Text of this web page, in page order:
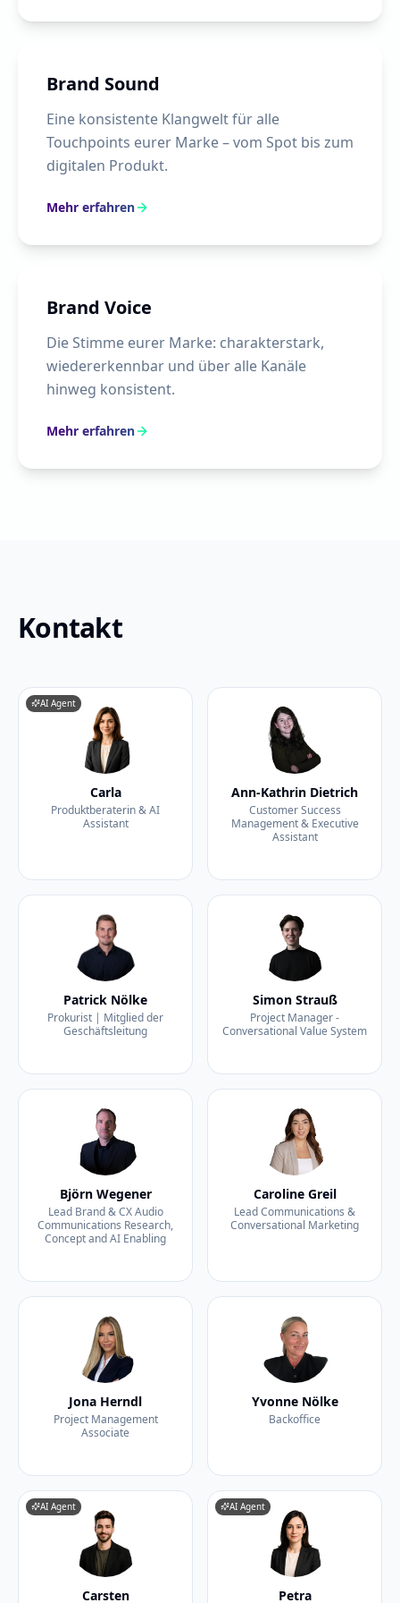
Brand Sound
Eine konsistente Klangwelt für alle
Touchpoints eurer Marke – vom Spot bis zum
digitalen Produkt.
Mehr erfahren
Brand Voice
Die Stimme eurer Marke: charakterstark,
wiedererkennbar und über alle Kanäle
hinweg konsistent.
Mehr erfahren
Kontakt
AI Agent
Carla
Produktberaterin & AI
Assistant
Ann-Kathrin Dietrich
Customer Success
Management & Executive
Assistant
Patrick Nölke
Prokurist | Mitglied der
Geschäftsleitung
Simon Strauß
Project Manager -
Conversational Value System
Björn Wegener
Lead Brand & CX Audio
Communications Research,
Concept and AI Enabling
Caroline Greil
Lead Communications &
Conversational Marketing
Jona Herndl
Project Management
Associate
Yvonne Nölke
Backoffice
AI Agent
Carsten
AI Agent
Petra